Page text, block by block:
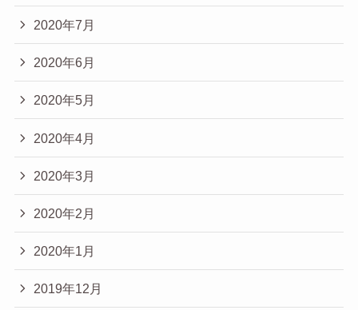
2020年7月
2020年6月
2020年5月
2020年4月
2020年3月
2020年2月
2020年1月
2019年12月